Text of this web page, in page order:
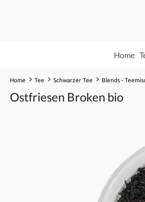
Home
Home Tee Schwarzer Tee Blends -
Ostfriesen Broken bio